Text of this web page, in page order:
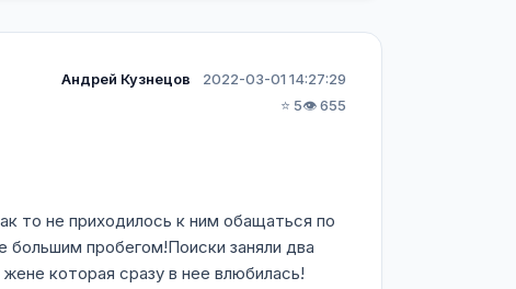
Андрей Кузнецов
2022-03-01 14:27:29
⭐ 5👁️ 655
то не приходилось к ним обащаться по
пробегом!Поиски заняли два
которая сразу в нее влюбилась!